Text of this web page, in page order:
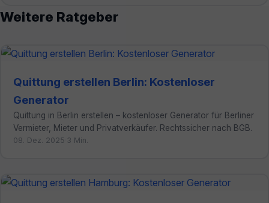
Weitere Ratgeber
Quittung erstellen Berlin: Kostenloser
Generator
Quittung in Berlin erstellen – kostenloser Generator für Berliner
Vermieter, Mieter und Privatverkäufer. Rechtssicher nach BGB.
08. Dez. 2025 3 Min.